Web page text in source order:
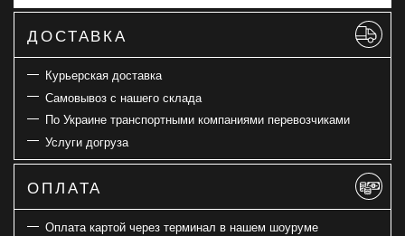
ДОСТАВКА
Курьерская доставка
Самовывоз с нашего склада
По Украине транспортными компаниями перевозчиками
Услуги догруза
ОПЛАТА
Оплата картой через терминал в нашем шоуруме